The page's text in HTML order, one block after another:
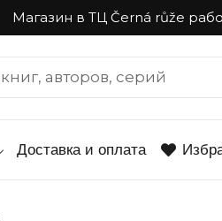
Магазин в ТЦ Černá růže
Доставка и оплата